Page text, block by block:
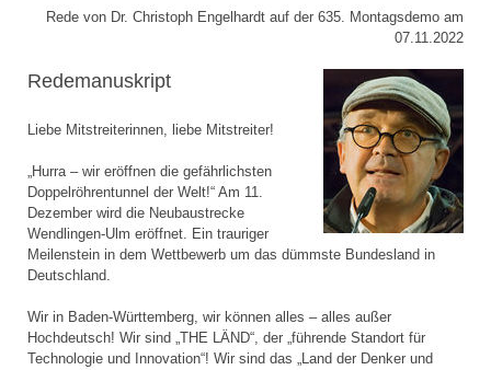
Rede von Dr. Christoph Engelhardt auf der 635. Montagsdemo am
07.11.2022
Redemanuskript
Liebe Mitstreiterinnen, liebe Mitstreiter!
„Hurra – wir eröffnen die gefährlichsten
Doppelröhrentunnel der Welt!“ Am 11.
Dezember wird die Neubaustrecke
Wendlingen-Ulm eröffnet. Ein trauriger
Meilenstein in dem Wettbewerb um das dümmste Bundesland in
Deutschland.
Wir in Baden-Württemberg, wir können alles – alles außer
Hochdeutsch! Wir sind „THE LÄND“, der „führende Standort für
Technologie und Innovation“! Wir sind das „Land der Denker und